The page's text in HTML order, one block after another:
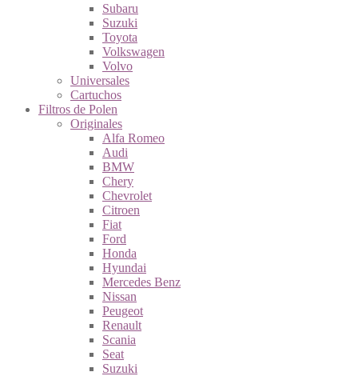
Subaru
Suzuki
Toyota
Volkswagen
Volvo
Universales
Cartuchos
Filtros de Polen
Originales
Alfa Romeo
Audi
BMW
Chery
Chevrolet
Citroen
Fiat
Ford
Honda
Hyundai
Mercedes Benz
Nissan
Peugeot
Renault
Scania
Seat
Suzuki